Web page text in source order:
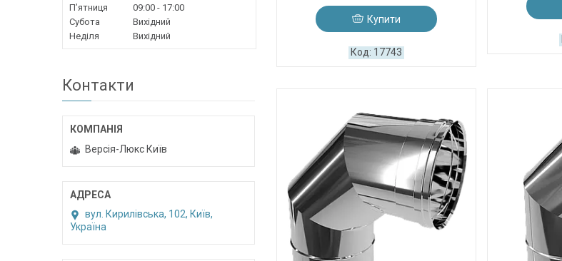
Купити
17743
Пʼятниця
09:00
17:00
Субота
Вихідний
Неділя
Вихідний
Контакти
Версія-Люкс Київ
вул. Кирилівська, 102, Київ,
Україна